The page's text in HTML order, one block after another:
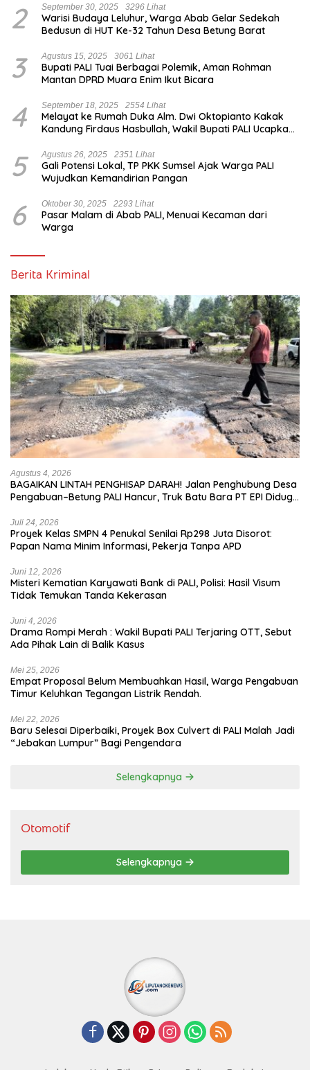
2 September 30, 2025 3296 Lihat
Warisi Budaya Leluhur, Warga Abab Gelar Sedekah
Bedusun di HUT Ke-32 Tahun Desa Betung Barat
3 Agustus 15, 2025 3061 Lihat
Bupati PALI Tuai Berbagai Polemik, Aman Rohman
Mantan DPRD Muara Enim Ikut Bicara
4 September 18, 2025 2554 Lihat
Melayat ke Rumah Duka Alm. Dwi Oktopianto Kakak
Kandung Firdaus Hasbullah, Wakil Bupati PALI Ucapkan
5 Agustus 26, 2025 2351 Lihat
Gali Potensi Lokal, TP PKK Sumsel Ajak Warga PALI
Wujudkan Kemandirian Pangan
6 Oktober 30, 2025 2293 Lihat
Pasar Malam di Abab PALI, Menuai Kecaman dari
Warga
Berita Kriminal
Agustus 4, 2026
BAGAIKAN LINTAH PENGHISAP DARAH! Jalan Penghubung Desa
Pengabuan–Betung PALI Hancur, Truk Batu Bara PT EPI Diduga
Juli 24, 2026
Proyek Kelas SMPN 4 Penukal Senilai Rp298 Juta Disorot:
Papan Nama Minim Informasi, Pekerja Tanpa APD
Juni 12, 2026
Misteri Kematian Karyawati Bank di PALI, Polisi: Hasil Visum
Tidak Temukan Tanda Kekerasan
Juni 4, 2026
Drama Rompi Merah : Wakil Bupati PALI Terjaring OTT, Sebut
Ada Pihak Lain di Balik Kasus
Mei 25, 2026
Empat Proposal Belum Membuahkan Hasil, Warga Pengabuan
Timur Keluhkan Tegangan Listrik Rendah.
Mei 22, 2026
Baru Selesai Diperbaiki, Proyek Box Culvert di PALI Malah Jadi
“Jebakan Lumpur” Bagi Pengendara
Selengkapnya
Otomotif
Selengkapnya